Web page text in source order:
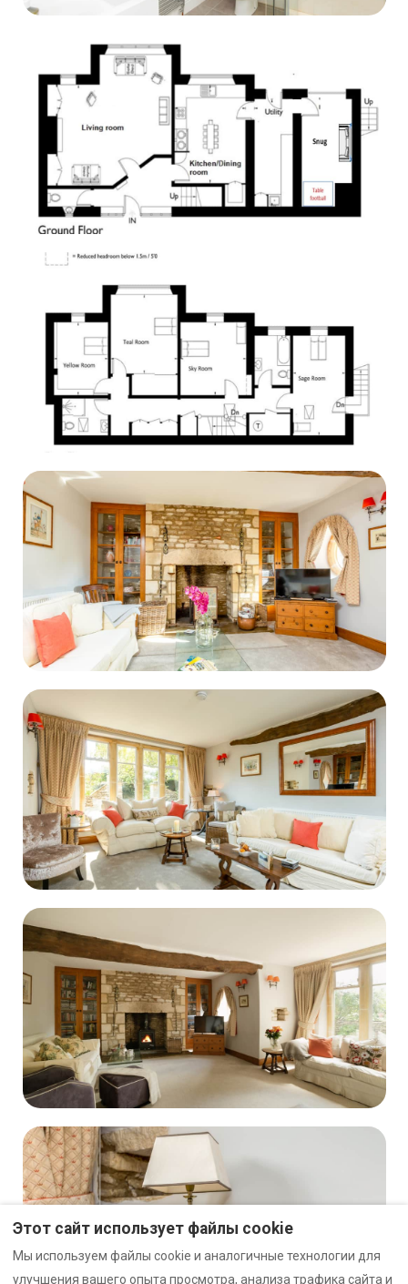
Этот сайт использует файлы cookie
Мы используем файлы cookie и аналогичные технологии для
улучшения вашего опыта просмотра, анализа трафика сайта и